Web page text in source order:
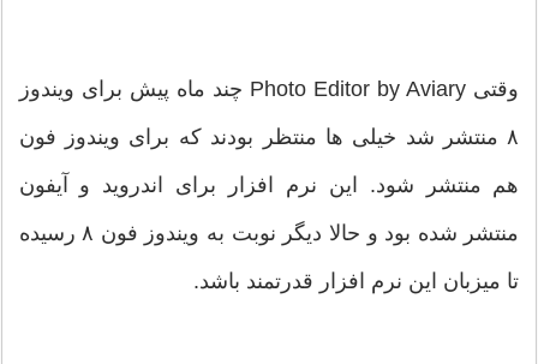
وقتی Photo Editor by Aviary چند ماه پیش برای ویندوز
۸ منتشر شد خیلی ها منتظر بودند که برای ویندوز فون
هم منتشر شود. این نرم افزار برای اندروید و آیفون
منتشر شده بود و حالا دیگر نوبت به ویندوز فون ۸ رسیده
تا میزبان این نرم افزار قدرتمند باشد.